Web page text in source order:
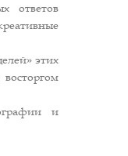
ответов
этих
и